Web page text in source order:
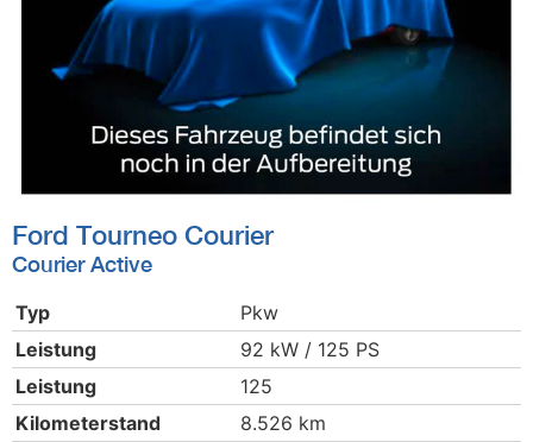
Ford Tourneo Courier
Courier Active
Typ
Pkw
Leistung
92 kW / 125 PS
Leistung
125
Kilometerstand
8.526 km